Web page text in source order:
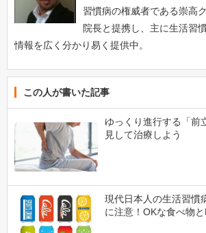
習慣病の権威者である崇高
院長と提携し、主に生活習
情報を広く分かり易く提供中。
この人が書いた記事
ゆっくり進行する「前
見して治療しよう
現代日本人の生活習慣
に注意！OKな食べ物